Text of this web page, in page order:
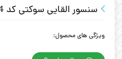
سنسور القایی سوکتی کد IPS-402-N-12-S4
ویژگی های محصول: